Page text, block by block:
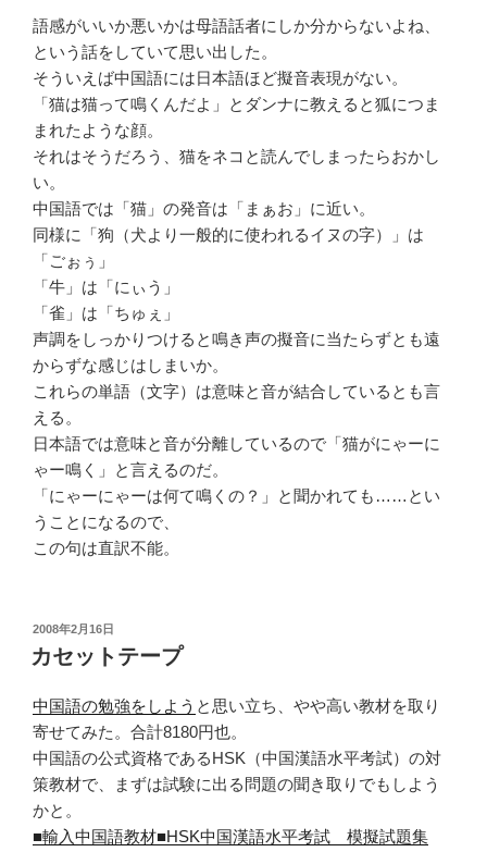
語感がいいか悪いかは母語話者にしか分からないよね、
という話をしていて思い出した。
そういえば中国語には日本語ほど擬音表現がない。
「猫は猫って鳴くんだよ」とダンナに教えると狐につま
まれたような顔。
それはそうだろう、猫をネコと読んでしまったらおかし
い。
中国語では「猫」の発音は「まぁお」に近い。
同様に「狗（犬より一般的に使われるイヌの字）」は
「ごぉぅ」
「牛」は「にぃう」
「雀」は「ちゅぇ」
声調をしっかりつけると鳴き声の擬音に当たらずとも遠
からずな感じはしまいか。
これらの単語（文字）は意味と音が結合しているとも言
える。
日本語では意味と音が分離しているので「猫がにゃーに
ゃー鳴く」と言えるのだ。
「にゃーにゃーは何て鳴くの？」と聞かれても……とい
うことになるので、
この句は直訳不能。
投
稿
日:
2008年2月16日
カセットテープ
中国語の勉強をしよう と思い立ち、やや高い教材を取り
寄せてみた。合計8180円也。
中国語の公式資格であるHSK（中国漢語水平考試）の対
策教材で、まずは試験に出る問題の聞き取りでもしよう
かと。
■輸入中国語教材■HSK中国漢語水平考試 模擬試題集